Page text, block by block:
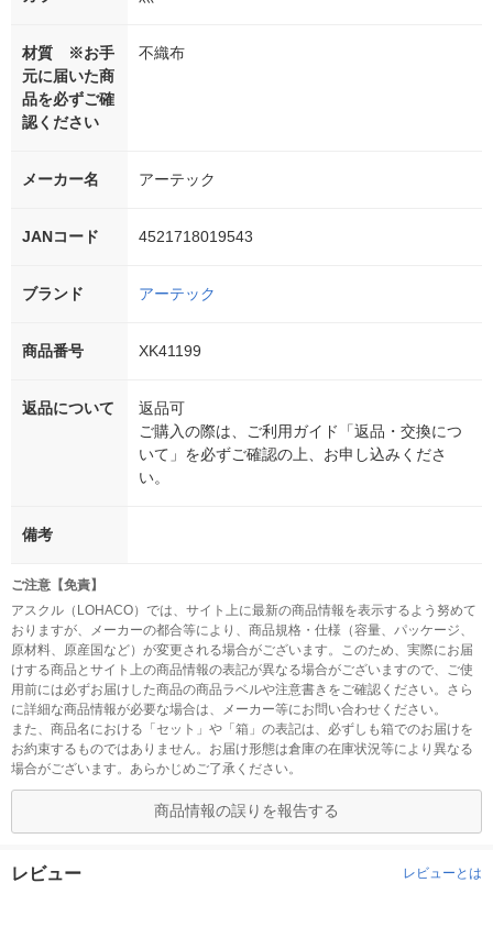
材質 ※お手
元に届いた商
品を必ずご確
認ください
不織布
メーカー名 アーテック
JANコード 4521718019543
ブランド アーテック
商品番号 XK41199
返品について
返品可
ご購入の際は、ご利用ガイド「返品・交換につ
いて」を必ずご確認の上、お申し込みくださ
い。
備考
ご注意【免責】
アスクル（LOHACO）では、サイト上に最新の商品情報を表示するよう努めて
おりますが、メーカーの都合等により、商品規格・仕様（容量、パッケージ、
原材料、原産国など）が変更される場合がございます。このため、実際にお届
けする商品とサイト上の商品情報の表記が異なる場合がございますので、ご使
用前には必ずお届けした商品の商品ラベルや注意書きをご確認ください。さら
に詳細な商品情報が必要な場合は、メーカー等にお問い合わせください。
また、商品名における「セット」や「箱」の表記は、必ずしも箱でのお届けを
お約束するものではありません。お届け形態は倉庫の在庫状況等により異なる
場合がございます。あらかじめご了承ください。
商品情報の誤りを報告する
レビュー レビューとは